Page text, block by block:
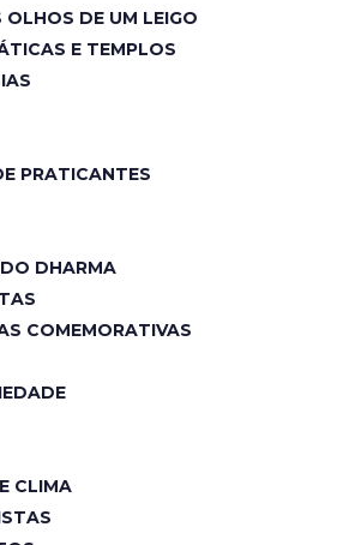
DE UM LEIGO
E TEMPLOS
PRATICANTES
DHARMA
COMEMORATIVAS
CLIMA